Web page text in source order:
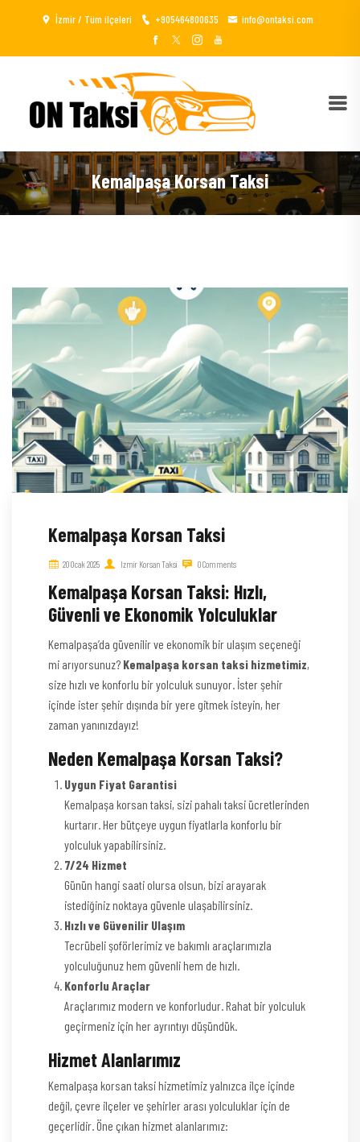
İzmir / Tüm ilçeleri +905464800635 info@ontaksi.com
Kemalpaşa Korsan Taksi
Kemalpaşa Korsan Taksi
20 Ocak 2025 Izmir Korsan Taksi 0 Comments
Kemalpaşa Korsan Taksi: Hızlı,
Güvenli ve Ekonomik Yolculuklar
Kemalpaşa’da güvenilir ve ekonomik bir ulaşım seçeneği
mi arıyorsunuz? Kemalpaşa korsan taksi hizmetimiz,
size hızlı ve konforlu bir yolculuk sunuyor. İster şehir
içinde ister şehir dışında bir yere gitmek isteyin, her
zaman yanınızdayız!
Neden Kemalpaşa Korsan Taksi?
Uygun Fiyat Garantisi
Kemalpaşa korsan taksi, sizi pahalı taksi ücretlerinden
kurtarır. Her bütçeye uygun fiyatlarla konforlu bir
yolculuk yapabilirsiniz.
7/24 Hizmet
Günün hangi saati olursa olsun, bizi arayarak
istediğiniz noktaya güvenle ulaşabilirsiniz.
Hızlı ve Güvenilir Ulaşım
Tecrübeli şoförlerimiz ve bakımlı araçlarımızla
yolculuğunuz hem güvenli hem de hızlı.
Konforlu Araçlar
Araçlarımız modern ve konforludur. Rahat bir yolculuk
geçirmeniz için her ayrıntıyı düşündük.
Hizmet Alanlarımız
Kemalpaşa korsan taksi hizmetimiz yalnızca ilçe içinde
değil, çevre ilçeler ve şehirler arası yolculuklar için de
geçerlidir. Öne çıkan hizmet alanlarımız: